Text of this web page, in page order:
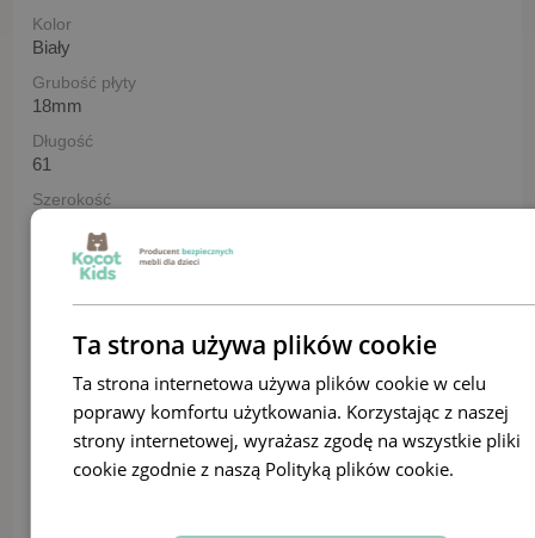
Kolor
Biały
Grubość płyty
18mm
Długość
61
Szerokość
Szerokość frontu
80 / 90 / 90 cm
Długość powierzchni spania
Szerokość powierzchni spania
70 / 80 / 80 cm
Ta strona używa plików cookie
Ta strona internetowa używa plików cookie w celu
poprawy komfortu użytkowania. Korzystając z naszej
strony internetowej, wyrażasz zgodę na wszystkie pliki
cookie zgodnie z naszą Polityką plików cookie.